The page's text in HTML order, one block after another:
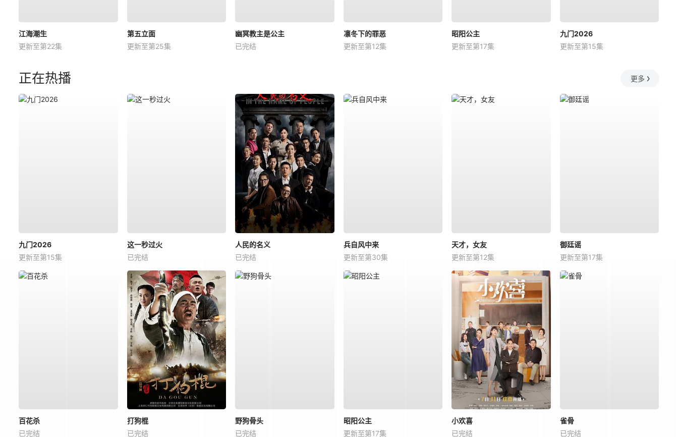
江海潮生
更新至第22集
第五立面
更新至第25集
幽冥教主是公主
已完结
凛冬下的罪恶
更新至第12集
昭阳公主
更新至第17集
九门2026
更新至第15集
正在热播 更多
九门2026
更新至第15集
这一秒过火
已完结
人民的名义
已完结
兵自风中来
更新至第30集
天才，女友
更新至第12集
御廷谣
更新至第17集
百花杀
已完结
打狗棍
已完结
野狗骨头
已完结
昭阳公主
更新至第17集
小欢喜
已完结
雀骨
已完结